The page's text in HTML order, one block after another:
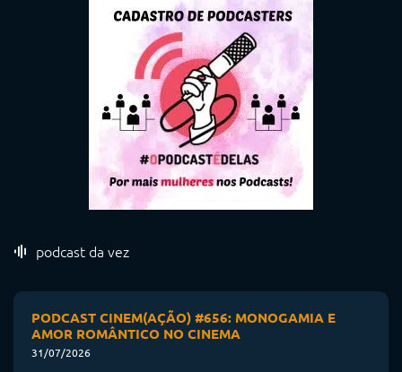
podcast da vez
PODCAST CINEM(AÇÃO) #656: MONOGAMIA E
AMOR ROMÂNTICO NO CINEMA
31/07/2026